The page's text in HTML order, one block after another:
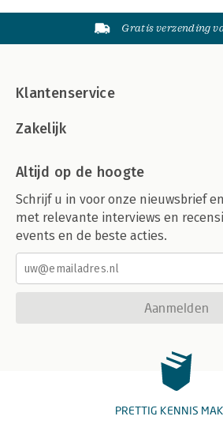
Gratis verzending
Klantenservice
Zakelijk
Altijd op de hoogte
Schrijf u in voor onze nieuwsbrief
met relevante interviews en
events en de beste acties.
Aanmelden
PRETTIG KENNIS